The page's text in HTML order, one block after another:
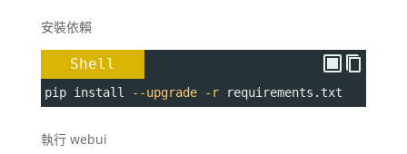
安裝依賴
Shell
pip install --upgrade -r requirements.txt
執行 webui